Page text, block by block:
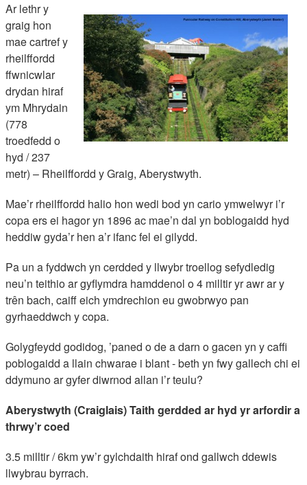
Ar lethr y
graig hon
mae cartref y
rheilffordd
ffwnicwlar
drydan hiraf
ym Mhrydain
(778
troedfedd o
hyd / 237
metr) – Rheilffordd y Graig, Aberystwyth.
Mae’r rheilffordd halio hon wedi bod yn cario ymwelwyr i’r
copa ers ei hagor yn 1896 ac mae’n dal yn boblogaidd hyd
heddiw gyda’r hen a’r ifanc fel ei gilydd.
Pa un a fyddwch yn cerdded y llwybr troellog sefydledig
neu’n teithio ar gyflymdra hamddenol o 4 milltir yr awr ar y
trên bach, caiff eich ymdrechion eu gwobrwyo pan
gyrhaeddwch y copa.
Golygfeydd godidog, ’paned o de a darn o gacen yn y caffi
poblogaidd a llain chwarae i blant - beth yn fwy gallech chi ei
ddymuno ar gyfer diwrnod allan i’r teulu?
Aberystwyth (Craiglais) Taith gerdded ar hyd yr arfordir a
thrwy’r coed
3.5 milltir / 6km yw’r gylchdaith hiraf ond gallwch ddewis
llwybrau byrrach.